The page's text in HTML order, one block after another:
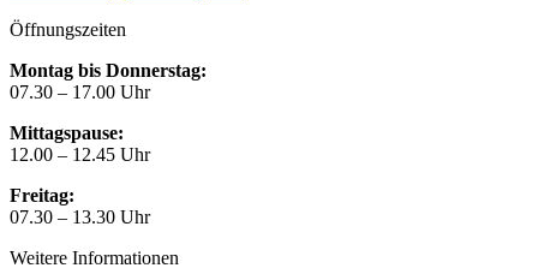
Öffnungszeiten
Montag bis Donnerstag:
07.30 – 17.00 Uhr
Mittagspause:
12.00 – 12.45 Uhr
Freitag:
07.30 – 13.30 Uhr
Weitere Informationen